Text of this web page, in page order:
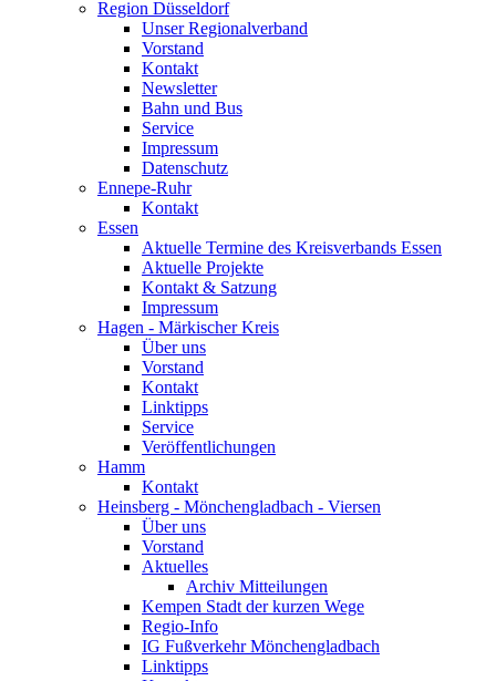
Region Düsseldorf
Unser Regionalverband
Vorstand
Kontakt
Newsletter
Bahn und Bus
Service
Impressum
Datenschutz
Ennepe-Ruhr
Kontakt
Essen
Aktuelle Termine des Kreisverbands Essen
Aktuelle Projekte
Kontakt & Satzung
Impressum
Hagen - Märkischer Kreis
Über uns
Vorstand
Kontakt
Linktipps
Service
Veröffentlichungen
Hamm
Kontakt
Heinsberg - Mönchengladbach - Viersen
Über uns
Vorstand
Aktuelles
Archiv Mitteilungen
Kempen Stadt der kurzen Wege
Regio-Info
IG Fußverkehr Mönchengladbach
Linktipps